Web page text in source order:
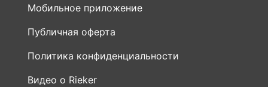
Мобильное приложение
Публичная оферта
Политика конфиденциальности
Видео о Rieker